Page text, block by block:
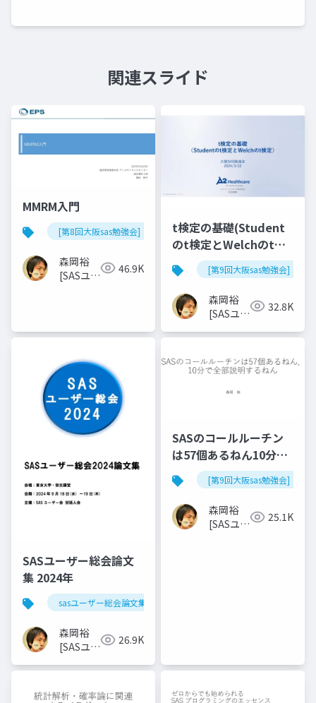
関連スライド
MMRM入門
[第8回大阪sas勉強会]
森岡裕
[SASユー
46.9K
t検定の基礎(Student
のt検定とWelchのt検
定)
[第9回大阪sas勉強会]
森岡裕
[SASユー
世話人]
32.8K
SASユーザー総会論文
集 2024年
sasユーザー総会論文集 2024年
森岡裕
[SASユー
世話人]
26.9K
SASのコールルーチン
は57個あるねん10分で
全部説明するねん
[第9回大阪sas勉強会]
森岡裕
[SASユー
25.1K